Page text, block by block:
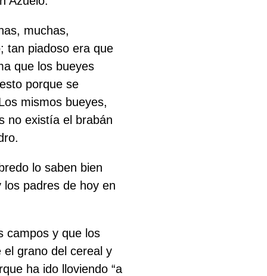
muchas,
tan piadoso era que
que los bueyes
porque se
mismos bueyes,
no existía el brabán
lo saben bien
padres de hoy en
campos y que los
grano del cereal y
ha ido lloviendo “a